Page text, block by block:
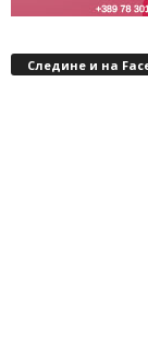
Следине и на